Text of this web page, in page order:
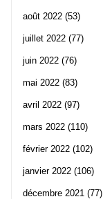
août 2022 (53)
juillet 2022 (77)
juin 2022 (76)
mai 2022 (83)
avril 2022 (97)
mars 2022 (110)
février 2022 (102)
janvier 2022 (106)
décembre 2021 (77)